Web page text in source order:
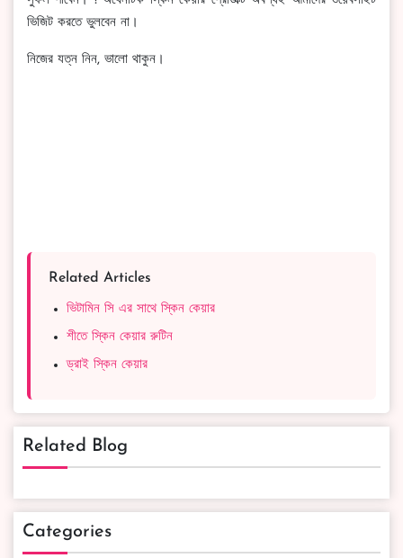
ভিজিট করতে ভুলবেন না।
নিজের যত্ন নিন, ভালো থাকুন।
Related Articles
ভিটামিন সি এর সাথে স্কিন কেয়ার
শীতে স্কিন কেয়ার রুটিন
ড্রাই স্কিন কেয়ার
Related Blog
Categories